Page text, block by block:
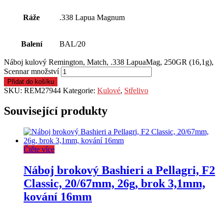
Ráže .338 Lapua Magnum
Balení BAL/20
Náboj kulový Remington, Match, .338 LapuaMag, 250GR (16,1g),
Scennar množství
Přidat do košíku
SKU: REM27944 Kategorie: Kulové, Střelivo
Související produkty
Čtěte více
Náboj brokový Bashieri a Pellagri, F2
Classic, 20/67mm, 26g, brok 3,1mm,
kování 16mm